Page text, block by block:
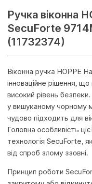
Ручка віконна
SecuForte
(11732374)
Віконна ручка HOPPE
інноваційне рішення, що
високий рівень
у вишуканому чорному
чудово підходить для
Головна особливість
технологія SecuForte,
від спроб злому ззовні.
Принцип роботи